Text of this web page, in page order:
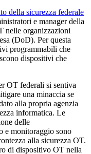
della sicurezza federale
e manager della
nelle organizzazioni
(DoD). Per questa
programmabili che
dispositivi che
OT federali si sentiva
una minaccia se
alla propria agenzia
informatica. Le
delle
e monitoraggio sono
alla sicurezza OT.
di dispositivo OT nella